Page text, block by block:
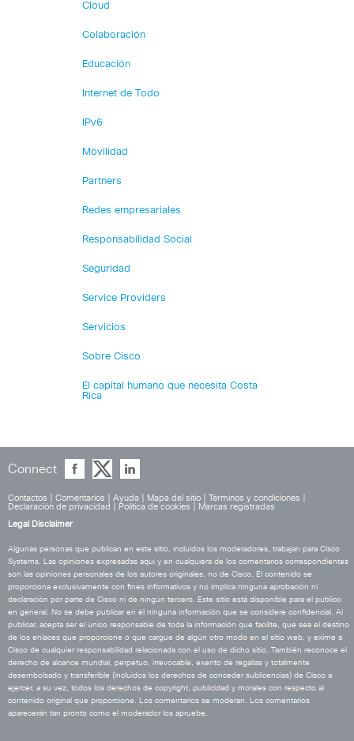
Cloud
Colaboración
Educación
Internet de Todo
IPv6
Movilidad
Partners
Redes empresariales
Responsabilidad Social
Seguridad
Service Providers
Servicios
Sobre Cisco
El capital humano que necesita Costa
Rica
Connect
Contactos Comentarios Ayuda Mapa del sitio Términos y condiciones
Declaración de privacidad
Política de cookies
Marcas registradas
Legal Disclaimer
Algunas personas que publican en este sitio, incluidos los moderadores, trabajan para Cisco
Systems. Las opiniones expresadas aquí y en cualquiera de los comentarios correspondientes
son las opiniones personales de los autores originales, no de Cisco. El contenido se
proporciona exclusivamente con fines informativos y no implica ninguna aprobación ni
declaración por parte de Cisco ni de ningún tercero. Este sitio está disponible para el público
en general. No se debe publicar en él ninguna información que se considere confidencial. Al
publicar, acepta ser el único responsable de toda la información que facilite, que sea el destino
de los enlaces que proporcione o que cargue de algún otro modo en el sitio web, y exime a
Cisco de cualquier responsabilidad relacionada con el uso de dicho sitio. También reconoce el
derecho de alcance mundial, perpetuo, irrevocable, exento de regalías y totalmente
desembolsado y transferible (incluidos los derechos de conceder sublicencias) de Cisco a
ejercer, a su vez, todos los derechos de copyright, publicidad y morales con respecto al
contenido original que proporcione. Los comentarios se moderan. Los comentarios
aparecerán tan pronto como el moderador los apruebe.